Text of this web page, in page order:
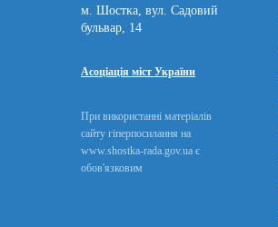
м. Шостка, вул. Садовий
бульвар, 14
Асоціація міст України
При використанні матеріалів
сайту гіперпосилання на
www.shostka-rada.gov.ua є
обов'язковим